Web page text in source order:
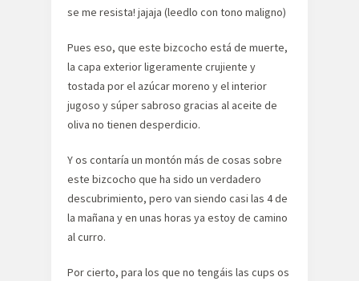
se me resista! jajaja (leedlo con tono maligno)
Pues eso, que este bizcocho está de muerte,
la capa exterior ligeramente crujiente y
tostada por el azúcar moreno y el interior
jugoso y súper sabroso gracias al aceite de
oliva no tienen desperdicio.
Y os contaría un montón más de cosas sobre
este bizcocho que ha sido un verdadero
descubrimiento, pero van siendo casi las 4 de
la mañana y en unas horas ya estoy de camino
al curro.
Por cierto, para los que no tengáis las cups os